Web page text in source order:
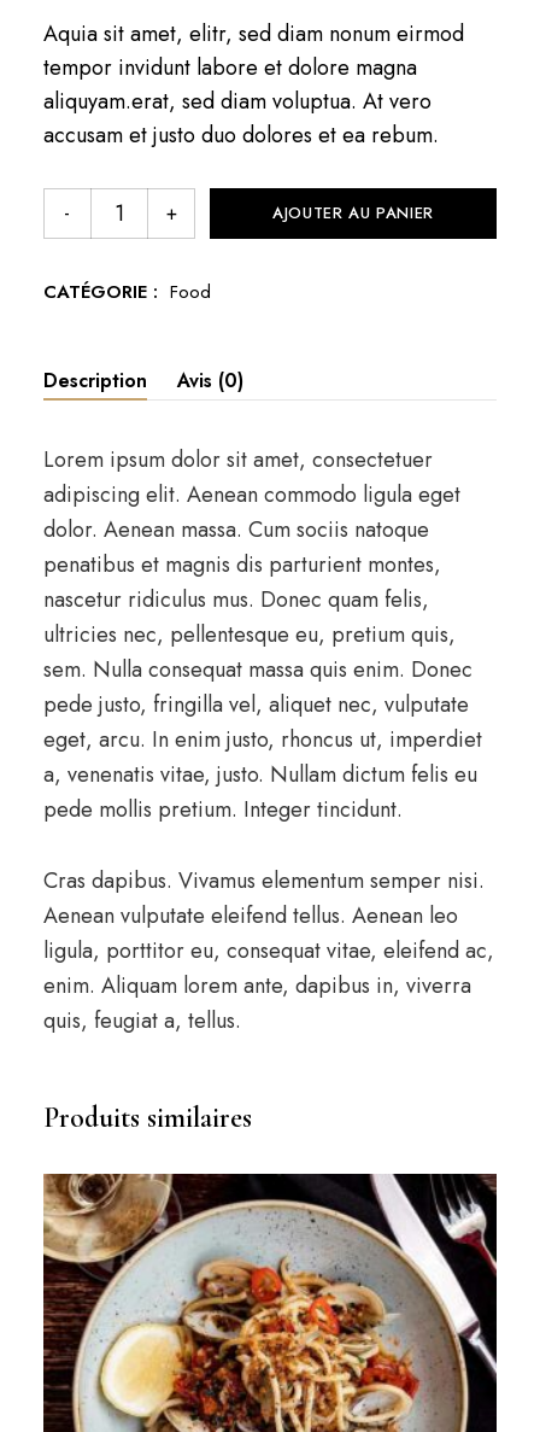
Aquia sit amet, elitr, sed diam nonum eirmod
tempor invidunt labore et dolore magna
aliquyam.erat, sed diam voluptua. At vero
accusam et justo duo dolores et ea rebum.
AJOUTER AU PANIER
CATÉGORIE : Food
Description Avis (0)
Lorem ipsum dolor sit amet, consectetuer
adipiscing elit. Aenean commodo ligula eget
dolor. Aenean massa. Cum sociis natoque
penatibus et magnis dis parturient montes,
nascetur ridiculus mus. Donec quam felis,
ultricies nec, pellentesque eu, pretium quis,
sem. Nulla consequat massa quis enim. Donec
pede justo, fringilla vel, aliquet nec, vulputate
eget, arcu. In enim justo, rhoncus ut, imperdiet
a, venenatis vitae, justo. Nullam dictum felis eu
pede mollis pretium. Integer tincidunt.
Cras dapibus. Vivamus elementum semper nisi.
Aenean vulputate eleifend tellus. Aenean leo
ligula, porttitor eu, consequat vitae, eleifend ac,
enim. Aliquam lorem ante, dapibus in, viverra
quis, feugiat a, tellus.
Produits similaires